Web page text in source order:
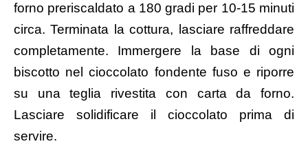
forno preriscaldato a 180 gradi per 10-15 minuti
circa. Terminata la cottura, lasciare raffreddare
completamente. Immergere la base di ogni
biscotto nel cioccolato fondente fuso e riporre
su una teglia rivestita con carta da forno.
Lasciare solidificare il cioccolato prima di
servire.